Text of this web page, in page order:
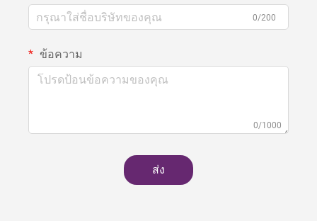
0/200
ข้อความ
0/1000
ส่ง